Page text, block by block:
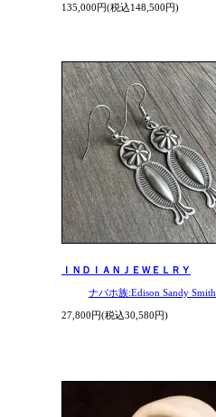
135,000円(税込148,500円)
ＩＮＤＩＡＮＪＥＷＥＬＲＹ
ナバホ族:Edison Sandy Smith
27,800円(税込30,580円)